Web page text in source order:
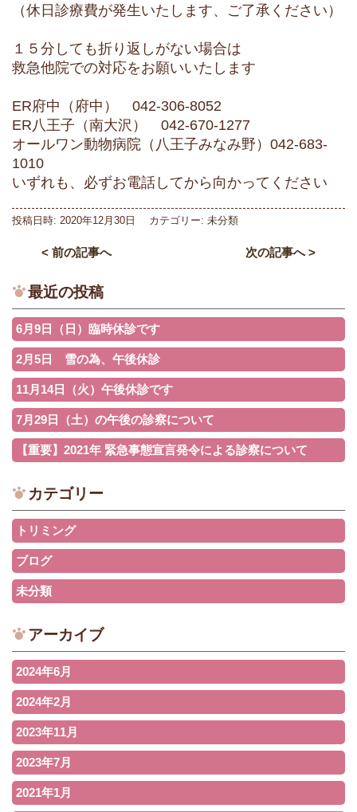
（休日診療費が発生いたします、ご了承ください）
１５分しても折り返しがない場合は
救急他院での対応をお願いいたします
ER府中（府中） 042-306-8052
ER八王子（南大沢） 042-670-1277
オールワン動物病院（八王子みなみ野）042-683-
1010
いずれも、必ずお電話してから向かってください
投稿日時: 2020年12月30日 カテゴリー: 未分類
< 前の記事へ 次の記事へ >
最近の投稿
6月9日（日）臨時休診です
2月5日 雪の為、午後休診
11月14日（火）午後休診です
7月29日（土）の午後の診察について
【重要】2021年 緊急事態宣言発令による診察について
カテゴリー
トリミング
ブログ
未分類
アーカイブ
2024年6月
2024年2月
2023年11月
2023年7月
2021年1月